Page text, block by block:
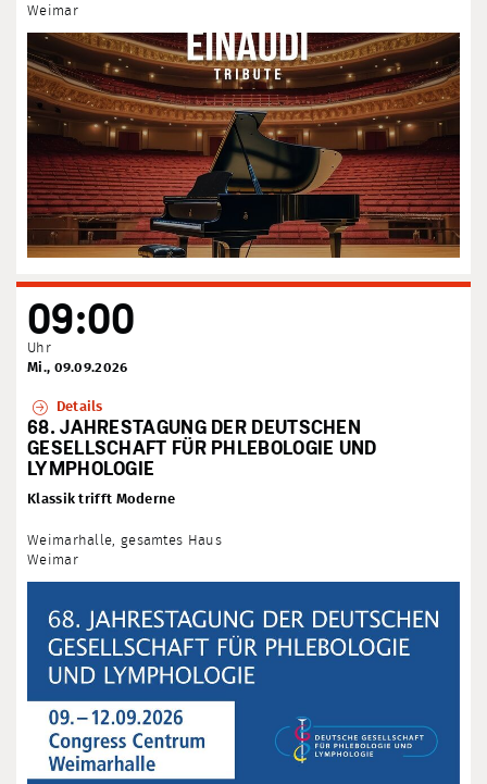
Weimar
09:00
Uhr
Mi., 09.09.2026
Details
68. JAHRESTAGUNG DER DEUTSCHEN
GESELLSCHAFT FÜR PHLEBOLOGIE UND
LYMPHOLOGIE
Klassik trifft Moderne
Weimarhalle, gesamtes Haus
Weimar